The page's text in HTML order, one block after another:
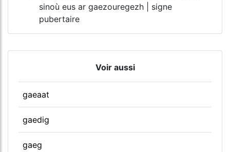
sinoù eus ar gaezouregezh | signe
pubertaire
Voir aussi
gaeaat
gaedig
gaeg